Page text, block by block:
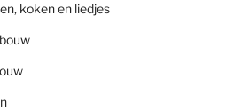
koken en liedjes